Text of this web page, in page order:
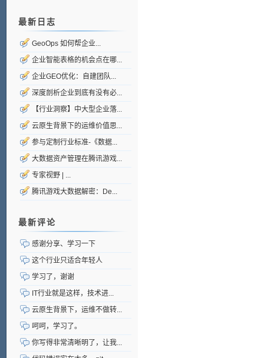
最新日志
GeoOps 如何帮企业...
企业智能表格的机会点在哪...
企业GEO优化：自建团队...
深度剖析企业到底有没有必...
【行业洞察】中大型企业落...
云原生背景下的运维价值思...
参与定制行业标准-《数据...
大数据资产管理在腾讯游戏...
专家视野 | ...
腾讯游戏大数据解密：De...
最新评论
感谢分享、学习一下
这个行业只适合年轻人
学习了，谢谢
IT行业就是这样，技术进...
云原生背景下，运维不做转...
呵呵，学习了。
你写得非常清晰明了，让我...